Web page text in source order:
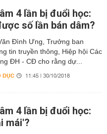
4 lần bị đuổi học:
số lần bán dâm?
Đình Ưng, Trưởng ban
tin truyền thông, Hiệp hội Các
ĐH - CĐ cho rằng dự...
DỤC 11:45 | 30/10/2018
4 lần bị đuổi học:
mái'?